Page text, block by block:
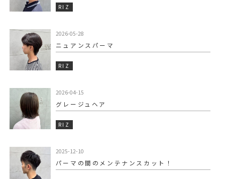
RIZ
2026-05-28
ニュアンスパーマ
RIZ
2026-04-15
グレージュヘア
RIZ
2025-12-10
パーマの間のメンテナンスカット！